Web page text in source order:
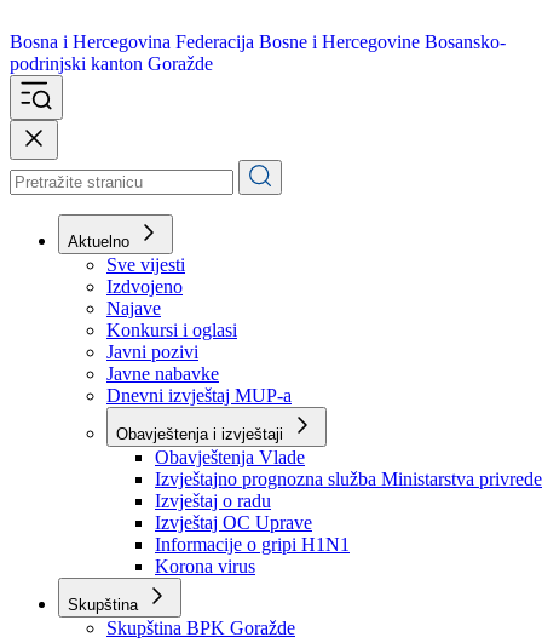
Bosna i Hercegovina
podrinjski kanton Goražde
Aktuelno
Sve vijesti
Izdvojeno
Najave
Konkursi i oglasi
Javni pozivi
Javne nabavke
Dnevni izvještaj MUP-a
Obavještenja i izvještaji
Obavještenja Vlade
Izvještajno prognozna služba Ministarstva privrede
Izvještaj o radu
Izvještaj OC Uprave
Informacije o gripi H1N1
Korona virus